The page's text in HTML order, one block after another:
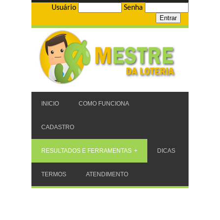
Usuário Senha
INICIO COMO FUNCIONA
CADASTRO
RESULTADOS E FERRAMENTAS DICAS
TERMOS ATENDIMENTO